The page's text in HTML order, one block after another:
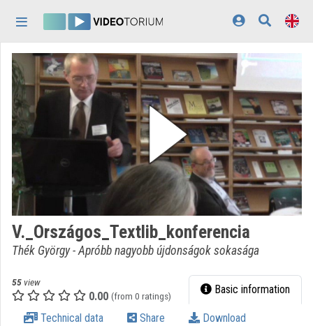
Home
Log In
Discovery
Playlists
Organizations
Contributors
V._Országos_Textlib_konferencia
Thék György - Apróbb nagyobb újdonságok sokasága
55 view
0.00 (from 0 ratings) Basic information
Technical data Share Download